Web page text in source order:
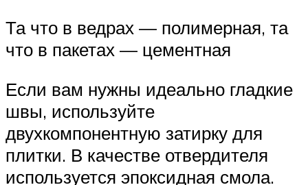
Та что в ведрах — полимерная, та
что в пакетах — цементная
Если вам нужны идеально гладкие
швы, используйте
двухкомпонентную затирку для
плитки. В качестве отвердителя
используется эпоксидная смола.